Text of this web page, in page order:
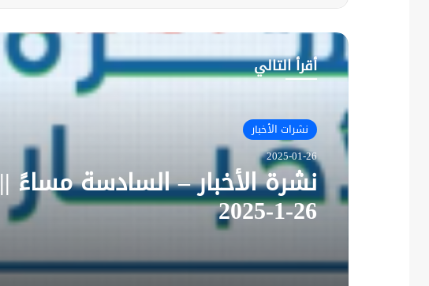
أقرأ التالي
نشرات الأخبار
2025-01-26
نشرة الأخبار – السادسة مساءً ||
26-1-2025